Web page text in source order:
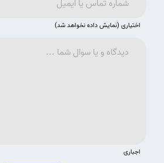
اختیاری (نمایش داده نخواهد شد)
اجباری